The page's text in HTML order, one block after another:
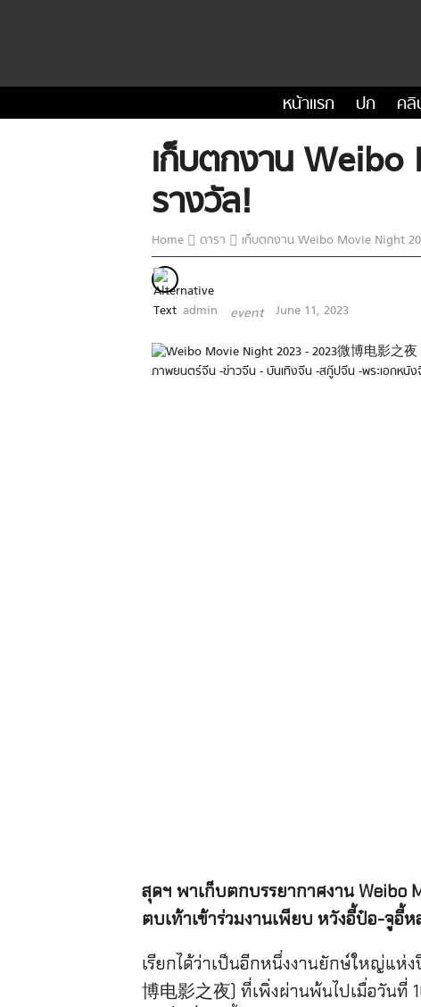
หน้าแรก ปก ค
เก็บตกงาน
รางวัล!
Home ดารา เก็บตกงาน Weibo Movie Night
admin event June 11, 2023
สุดฯ พาเก็บตกบรรยากาศงาน Weibo
ตบเท้าเข้าร่วมงานเพียบ หวังอี้ป๋อ-จูอี้ห
เรียกได้ว่าเป็นอีกหนึ่งงานยักษ์ใหญ่แห่
博电影之夜) ที่เพิ่งผ่านพ้นไปเมื่อวันที่